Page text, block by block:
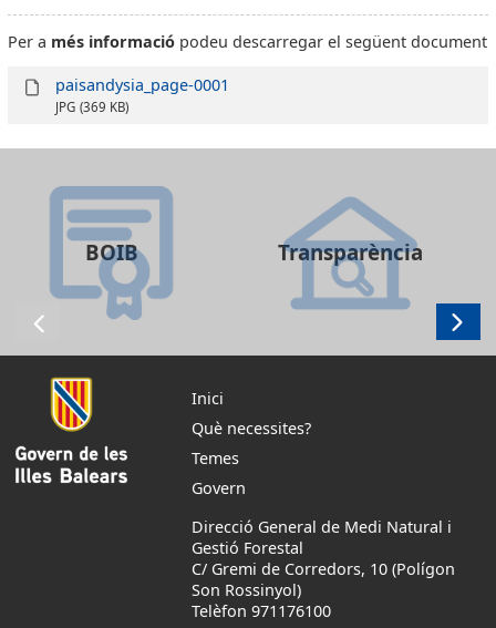
Per a més informació podeu descarregar el següent document
paisandysia_page-0001
JPG (369 KB)
BOIB Transparència
Inici
Què necessites?
Temes
Govern
Direcció General de Medi Natural i
Gestió Forestal
C/ Gremi de Corredors, 10 (Polígon
Son Rossinyol)
Telèfon 971176100